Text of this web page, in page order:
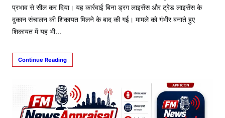
प्रभाव से सील कर दिया। यह कार्रवाई बिना ड्रग लाइसेंस और ट्रेड लाइसेंस के
दुकान संचालन की शिकायत मिलने के बाद की गई। मामले को गंभीर बनाते हुए
शिकायत में यह भी…
Continue Reading